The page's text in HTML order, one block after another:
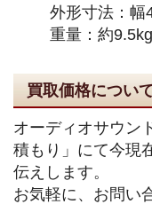
外形寸法：幅
重量：約9.5kg
買取価格につい
オーディオサウン
積もり」にて今現
伝えします。
お気軽に、お問い